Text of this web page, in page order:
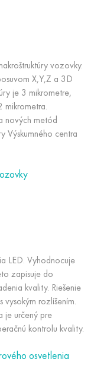
vozovky.
X,Y,Z a 3D
je 3 mikrometre,
mikrometra.
nových metód
Výskumného centra
LED. Vyhodnocuje
zapisuje do
kvality. Riešenie
vysokým rozlíšením.
je určený pre
kontrolu kvality.
osvetlenia